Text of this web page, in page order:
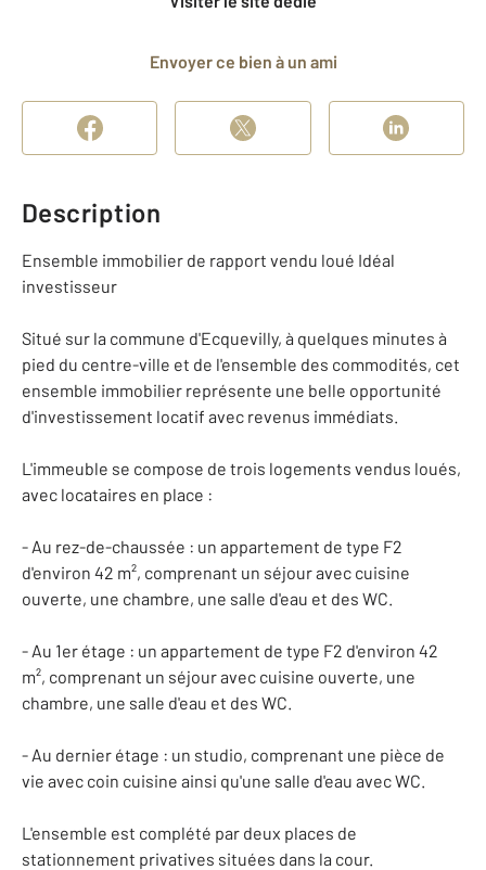
Envoyer ce bien à un ami
Description
Ensemble immobilier de rapport vendu loué Idéal
investisseur
Situé sur la commune d'Ecquevilly, à quelques minutes à
pied du centre-ville et de l'ensemble des commodités, cet
ensemble immobilier représente une belle opportunité
d'investissement locatif avec revenus immédiats.
L'immeuble se compose de trois logements vendus loués,
avec locataires en place :
- Au rez-de-chaussée : un appartement de type F2
d'environ 42 m², comprenant un séjour avec cuisine
ouverte, une chambre, une salle d'eau et des WC.
- Au 1er étage : un appartement de type F2 d'environ 42
m², comprenant un séjour avec cuisine ouverte, une
chambre, une salle d'eau et des WC.
- Au dernier étage : un studio, comprenant une pièce de
vie avec coin cuisine ainsi qu'une salle d'eau avec WC.
L'ensemble est complété par deux places de
stationnement privatives situées dans la cour.